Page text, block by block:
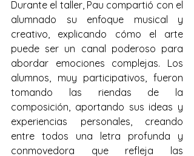
Durante el taller, Pau compartió con el
alumnado su enfoque musical y
creativo, explicando cómo el arte
puede ser un canal poderoso para
abordar emociones complejas. Los
alumnos, muy participativos, fueron
tomando las riendas de la
composición, aportando sus ideas y
experiencias personales, creando
entre todos una letra profunda y
conmovedora que refleja las